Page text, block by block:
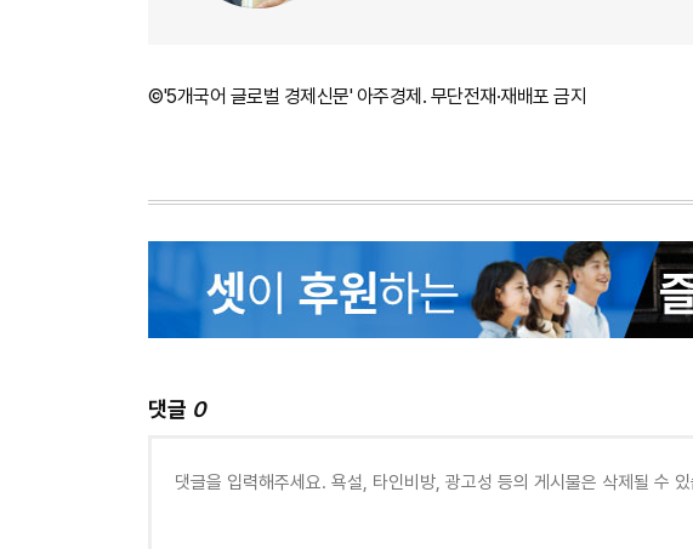
©'5개국어 글로벌 경제신문' 아주경제. 무단전재·재배포 금지
댓글 0